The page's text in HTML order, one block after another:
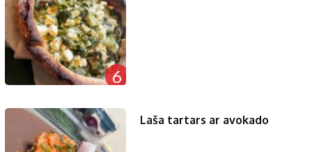
6
Laša tartars ar avokado